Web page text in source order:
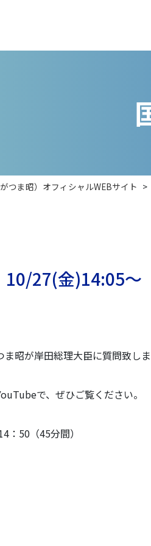
つま昭）オフィシャルWEBサイト >
10/27(金)14:05
昭が岸田総理大臣に質問致しま
で、ぜひご覧ください。
50（45分間）